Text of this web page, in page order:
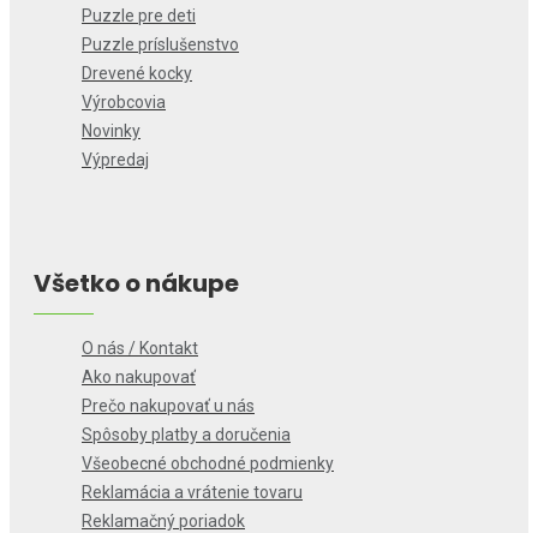
Puzzle pre deti
Puzzle príslušenstvo
Drevené kocky
Výrobcovia
Novinky
Výpredaj
Všetko o nákupe
O nás / Kontakt
Ako nakupovať
Prečo nakupovať u nás
Spôsoby platby a doručenia
Všeobecné obchodné podmienky
Reklamácia a vrátenie tovaru
Reklamačný poriadok